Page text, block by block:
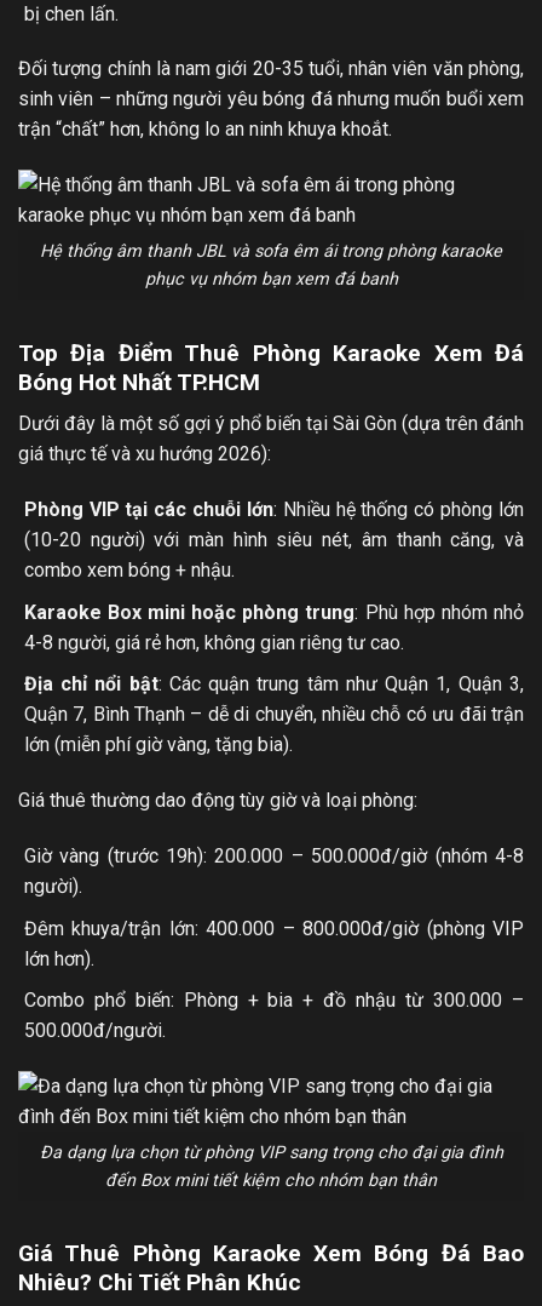
bị chen lấn.
Đối tượng chính là nam giới 20-35 tuổi, nhân viên văn phòng,
sinh viên – những người yêu bóng đá nhưng muốn buổi xem
trận “chất” hơn, không lo an ninh khuya khoắt.
Hệ thống âm thanh JBL và sofa êm ái trong phòng karaoke
phục vụ nhóm bạn xem đá banh
Top Địa Điểm Thuê Phòng Karaoke Xem Đá
Bóng Hot Nhất TP.HCM
Dưới đây là một số gợi ý phổ biến tại Sài Gòn (dựa trên đánh
giá thực tế và xu hướng 2026):
Phòng VIP tại các chuỗi lớn: Nhiều hệ thống có phòng lớn
(10-20 người) với màn hình siêu nét, âm thanh căng, và
combo xem bóng + nhậu.
Karaoke Box mini hoặc phòng trung: Phù hợp nhóm nhỏ
4-8 người, giá rẻ hơn, không gian riêng tư cao.
Địa chỉ nổi bật: Các quận trung tâm như Quận 1, Quận 3,
Quận 7, Bình Thạnh – dễ di chuyển, nhiều chỗ có ưu đãi trận
lớn (miễn phí giờ vàng, tặng bia).
Giá thuê thường dao động tùy giờ và loại phòng:
Giờ vàng (trước 19h): 200.000 – 500.000đ/giờ (nhóm 4-8
người).
Đêm khuya/trận lớn: 400.000 – 800.000đ/giờ (phòng VIP
lớn hơn).
Combo phổ biến: Phòng + bia + đồ nhậu từ 300.000 –
500.000đ/người.
Đa dạng lựa chọn từ phòng VIP sang trọng cho đại gia đình
đến Box mini tiết kiệm cho nhóm bạn thân
Giá Thuê Phòng Karaoke Xem Bóng Đá Bao
Nhiêu? Chi Tiết Phân Khúc